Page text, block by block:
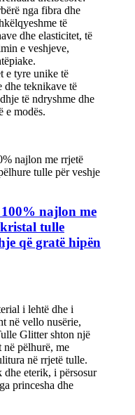
nga fibra dhe
të
dhe elasticitet, të
e veshjeve,
e tyre unike të
dhe teknikave të
të ndryshme dhe
e modës.
najlon me
tulle
që gratë hipën
i lehtë dhe i
në vello nusërie,
Glitter shton një
në pëlhurë, me
në rrjetë tulle.
eterik, i përsosur
princesha dhe